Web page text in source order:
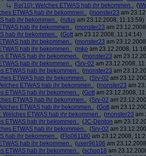
Re(10): Welches ETWAS hab ihr bekommen.. (
ETWAS hab ihr bekommen.. (monster23 am
hab ihr bekommen.. (rufus am 23.12.2008, 11:13:59)
hab ihr bekommen.. (monster23 am
hab ihr bekommen.. (Gott am 23.12.2008, 11:14:14)
hab ihr bekommen.. (monster23 am
hab ihr bekommen.. (mko am 23.12.2008,
ETWAS hab ihr bekommen.. (monster23 am
hab ihr bekommen.. (Srv-02 am 23.12.2008,
ETWAS hab ihr bekommen.. (monster23 am
ETWAS hab ihr bekommen.. (Srv-02 am
ETWAS hab ihr bekommen.. (monster23 am
ETWAS hab ihr bekommen.. (Gott am 23.12.2008,
ETWAS hab ihr bekommen.. (Srv-02 am
ETWAS hab ihr bekommen.. (Gott am
Welches ETWAS hab ihr bekommen.. (monster23 am
ETWAS hab ihr bekommen.. (JC-Denton am
ETWAS hab ihr bekommen.. (Srv-02 am
hab ihr bekommen.. (Flo061180 am 23.12.2008,
hab ihr bekommen.. (user96106 am
ETWAS hab ihr bekommen.. (schop18 am